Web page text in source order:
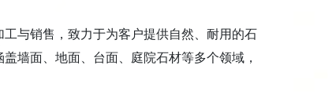
与销售，致力于为客户提供自然、耐用的石
墙面、地面、台面、庭院石材等多个领域，